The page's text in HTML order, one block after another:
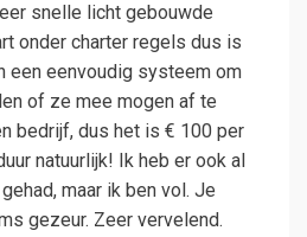
snelle licht gebouwde
onder charter regels dus is
een eenvoudig systeem om
of ze mee mogen af te
bedrijf, dus het is € 100 per
natuurlijk! Ik heb er ook al
maar ik ben vol. Je
gezeur. Zeer vervelend.